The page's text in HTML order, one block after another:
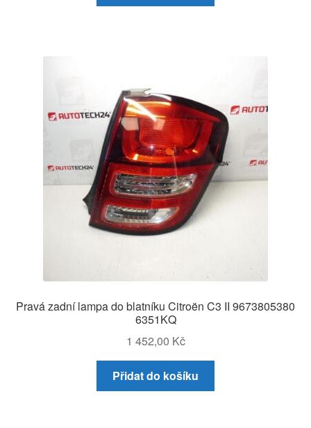
Pravá zadní lampa do blatníku Citroën C3 II 9673805380
6351KQ
1 452,00 Kč
Přidat do košíku